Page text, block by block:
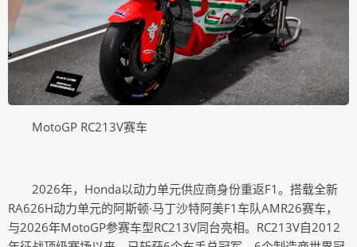
MotoGP RC213V赛车
2026年，Honda以动力单元供应商身份重返F1。搭载全新
RA626H动力单元的阿斯顿·马丁沙特阿美F1车队AMR26赛车，
与2026年MotoGP参赛车型RC213V同台亮相。RC213V自2012